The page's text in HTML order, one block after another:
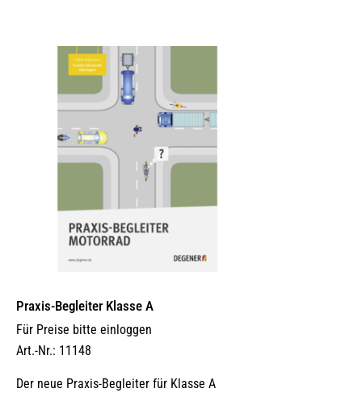
Praxis-Begleiter Klasse A
Für Preise bitte einloggen
Art.-Nr.: 11148
Der neue Praxis-Begleiter für Klasse A